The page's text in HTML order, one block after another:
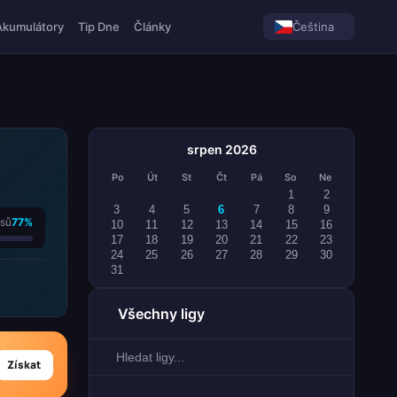
Tip Dne Články Čeština
77%
Získat
srpen 2026
Po Út St Čt Pá So Ne
1
2
3
4 5 6 7 8
9
10
11 12 13 14 15
16
17
18 19 20 21 22
23
24
25 26 27 28 29
30
31
Všechny ligy